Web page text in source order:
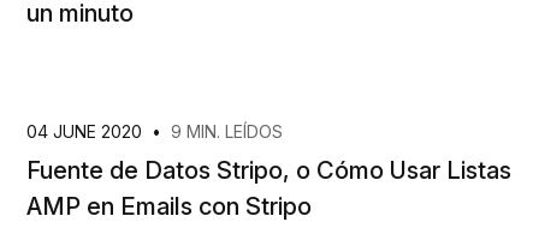
un minuto
04 JUNE 2020 • 9 MIN. LEÍDOS
Fuente de Datos Stripo, o Cómo Usar Listas
AMP en Emails con Stripo